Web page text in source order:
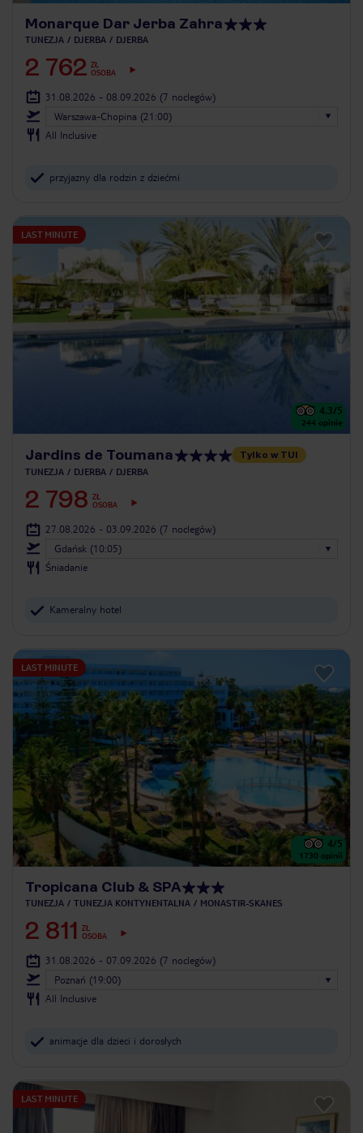
Monarque Dar Jerba Zahra
TUNEZJA DJERBA DJERBA
2 762 ZŁ
OSOBA
31.08.2026 - 08.09.2026 (7 noclegów)
Warszawa-Chopina (21:00)
All Inclusive
przyjazny dla rodzin z dziećmi
LAST MINUTE
4.3/5
244 opinie
Jardins de Toumana Tylko w TUI
TUNEZJA DJERBA DJERBA
2 798 ZŁ
OSOBA
27.08.2026 - 03.09.2026 (7 noclegów)
Gdańsk (10:05)
Śniadanie
Kameralny hotel
LAST MINUTE
4/5
1730 opinii
Tropicana Club & SPA
TUNEZJA TUNEZJA KONTYNENTALNA MONASTIR-SKANES
2 811
ZŁ
OSOBA
31.08.2026 - 07.09.2026 (7 noclegów)
Poznań (19:00)
All Inclusive
animacje dla dzieci i dorosłych
LAST MINUTE